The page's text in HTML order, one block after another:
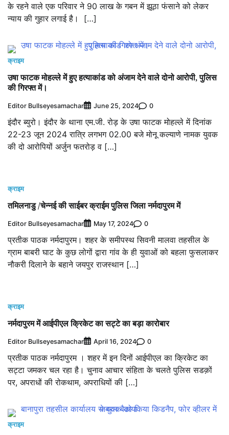
के रहने वाले एक परिवार ने 90 लाख के गबन में झूठा फंसाने को लेकर
न्याय की गुहार लगाई है। […]
क्राइम
उषा फाटक मोहल्ले में हुए हत्याकांड को अंजाम देने वाले दोनो आरोपी, पुलिस
की गिरफ्त में।
Editor Bullseyesamachar June 25, 2024 0
इंदौर ब्युरो। इंदौर के थाना एम.जी. रोड़ के उषा फाटक मोहल्ले में दिनांक
22-23 जून 2024 रात्रि लगभग 02.00 बजे मोनू कल्याणे नामक युवक
की दो आरोपियों अर्जुन फतरोड़ व […]
क्राइम
तमिलनाडु /चेन्नई की साईबर क्राईम पुलिस जिला नर्मदापुरम में
Editor Bullseyesamachar May 17, 2024 0
प्रतीक पाठक नर्मदापुरम। शहर के समीपस्थ सिवनी मालवा तहसील के
ग्राम बाबरी घाट के कुछ लोगों द्वारा गांव के ही युवाओं को बहला फुसलाकर
नौकरी दिलाने के बहाने जयपुर राजस्थान […]
क्राइम
नर्मदापुरम में आईपीएल क्रिकेट का सट्टे का बड़ा कारोबार
Editor Bullseyesamachar April 16, 2024 0
प्रतीक पाठक नर्मदापुरम । शहर में इन दिनों आईपीएल का क्रिकेट का
सट्टा जमकर चल रहा है। चुनाव आचार संहिता के चलते पुलिस सडक़ों
पर, अपराधों की रोकथाम, अपराधियों की […]
क्राइम